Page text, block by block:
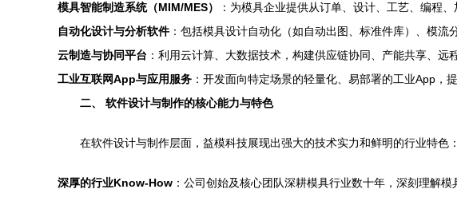
模具智能制造系统（MIM/MES）
：为模具企业提供从订单、设计、工艺、编程
自动化设计与分析软件：包括模具设计自动化（如自动出图、标准件库）、模流
云制造与协同平台 ：利用云计算、大数据技术，构建供应链协同、产能共享、远
工业互联网App与应用服务 ：开发面向特定场景的轻量化、易部署的工业App，
二、 软件设计与制作的核心能力与特色
在软件设计与制作层面，益模科技展现出强大的技术实力和鲜明的行业特色：
深厚的行业Know-How ：公司创始及核心团队深耕模具行业数十年，深刻理解